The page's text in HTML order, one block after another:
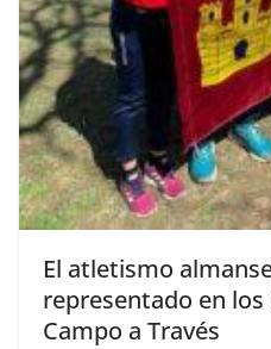
El atletismo
representado en los
Campo a Través